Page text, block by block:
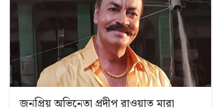
জনপ্রিয় অভিনেতা প্রদীপ রাওয়াত মারা